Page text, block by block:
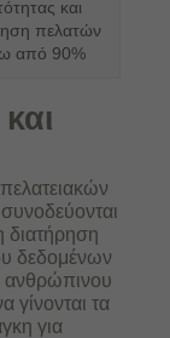
και
πελατών
από 90%
διατήρηση
δεδομένων
ανθρώπινου
γίνονται τα
για